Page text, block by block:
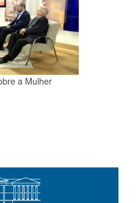
a Mulher